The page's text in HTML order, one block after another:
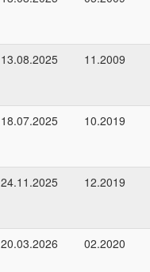
13.08.2025 11.2009
18.07.2025 10.2019
24.11.2025 12.2019
20.03.2026 02.2020